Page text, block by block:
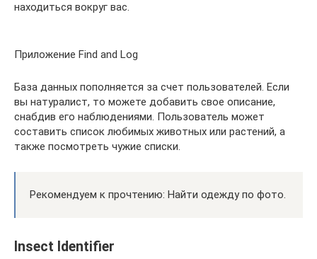
находиться вокруг вас.
Приложение Find and Log
База данных пополняется за счет пользователей. Если
вы натуралист, то можете добавить свое описание,
снабдив его наблюдениями. Пользователь может
составить список любимых животных или растений, а
также посмотреть чужие списки.
Рекомендуем к прочтению: Найти одежду по фото.
Insect Identifier